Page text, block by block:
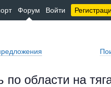
Форум Войти
по области на